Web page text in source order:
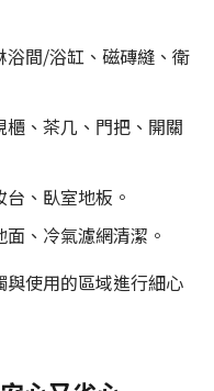
浴間/浴缸、磁磚縫、衛
、茶几、門把、開關
、臥室地板。
、冷氣濾網清潔。
使用的區域進行細心